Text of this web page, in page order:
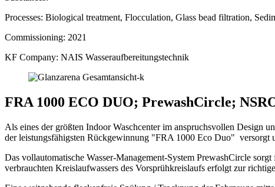
Processes: Biological treatment, Flocculation, Glass bead filtration,
Commissioning: 2021
KF Company: NAIS Wasseraufbereitungstechnik
FRA 1000 ECO DUO; PrewashCircle;
Als eines der größten Indoor Waschcenter im anspruchsvollen Design
der leistungsfähigsten Rückgewinnung "FRA 1000 Eco Duo" versorgt
Das vollautomatische Wasser-Management-System PrewashCircle
verbrauchten Kreislaufwassers des Vorsprühkreislaufs erfolgt zur